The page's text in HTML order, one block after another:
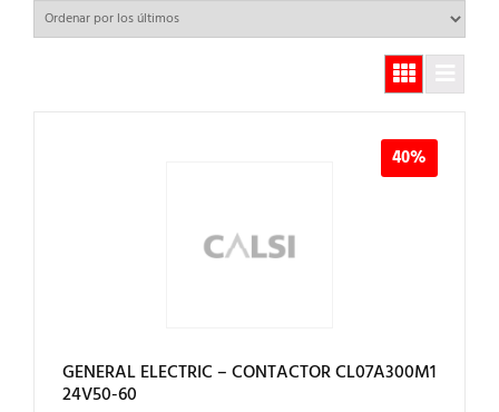
40%
GENERAL ELECTRIC – CONTACTOR CL07A300M1
24V50-60